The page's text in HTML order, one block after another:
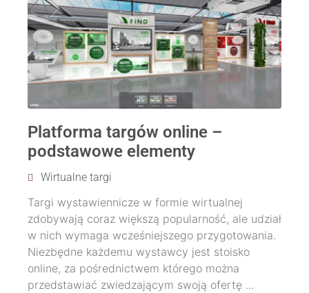
Platforma targów online –
podstawowe elementy
Wirtualne targi
Targi wystawiennicze w formie wirtualnej
zdobywają coraz większą popularność, ale udział
w nich wymaga wcześniejszego przygotowania.
Niezbędne każdemu wystawcy jest stoisko
online, za pośrednictwem którego można
przedstawiać zwiedzającym swoją ofertę ...